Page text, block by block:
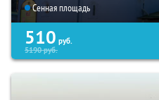
Сенная площадь
510 руб.
5190руб.